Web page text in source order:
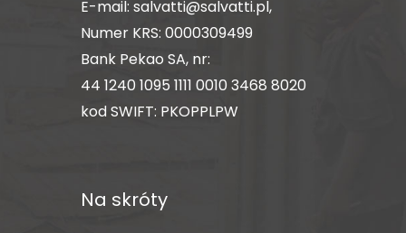
E-mail: salvatti@salvatti.pl,
Numer KRS: 0000309499
Bank Pekao SA, nr:
44 1240 1095 1111 0010 3468 8020
kod SWIFT: PKOPPLPW
Na skróty